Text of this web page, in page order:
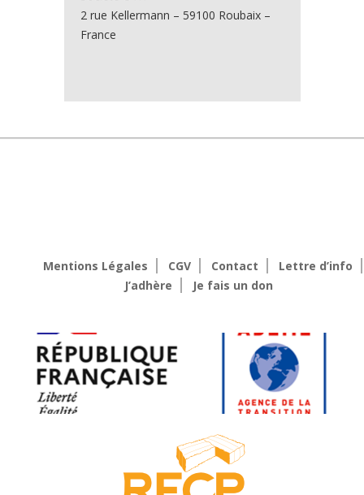
2 rue Kellermann – 59100 Roubaix –
France
Mentions Légales CGV Contact
Lettre d’info
J’adhère
Je fais un don